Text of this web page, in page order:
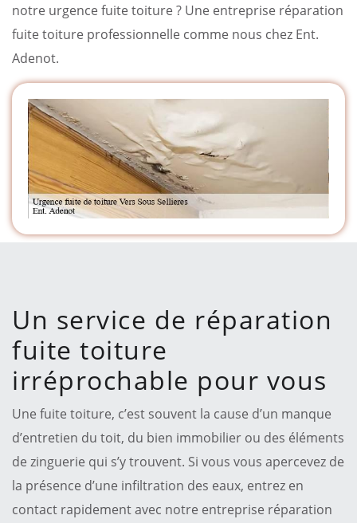
notre urgence fuite toiture ? Une entreprise réparation
fuite toiture professionnelle comme nous chez Ent.
Adenot.
Un service de réparation
fuite toiture
irréprochable pour vous
Une fuite toiture, c’est souvent la cause d’un manque
d’entretien du toit, du bien immobilier ou des éléments
de zinguerie qui s’y trouvent. Si vous vous apercevez de
la présence d’une infiltration des eaux, entrez en
contact rapidement avec notre entreprise réparation